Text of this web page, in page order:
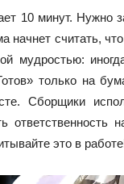
10 минут. Нужно
начнет считать,
мудростью:
только на
Сборщики
ответственность
это в